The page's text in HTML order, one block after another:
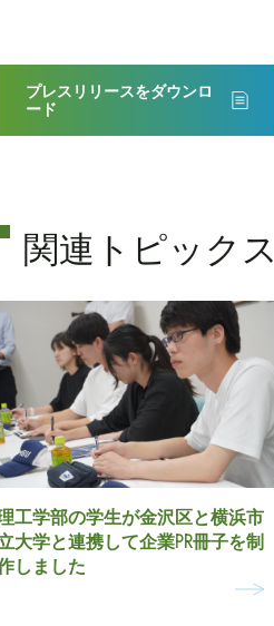
プレスリリースをダウンロ
ード
関連トピックス
工学部の学生が金沢区と横浜市
大学と連携して企業PR冊子を制
しました